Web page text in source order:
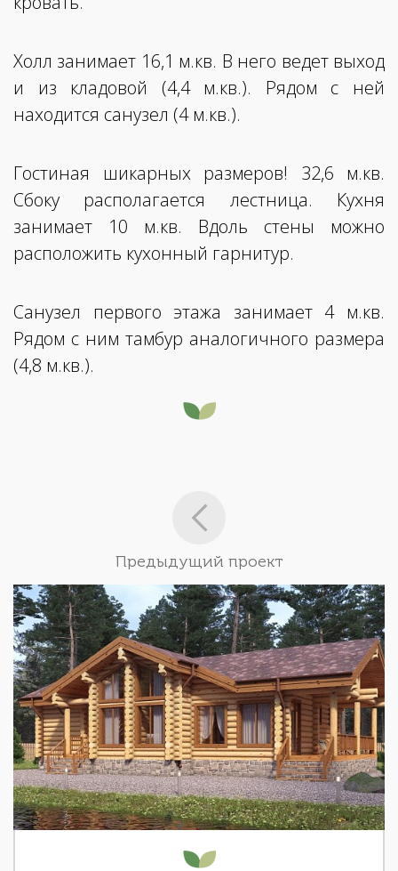
Холл занимает 16,1 м.кв. В него ведет выход
и из кладовой (4,4 м.кв.). Рядом с ней
находится санузел (4 м.кв.).
Гостиная шикарных размеров! 32,6 м.кв.
Сбоку располагается лестница. Кухня
занимает 10 м.кв. Вдоль стены можно
расположить кухонный гарнитур.
Санузел первого этажа занимает 4 м.кв.
Рядом с ним тамбур аналогичного размера
(4,8 м.кв.).
Предыдущий проект